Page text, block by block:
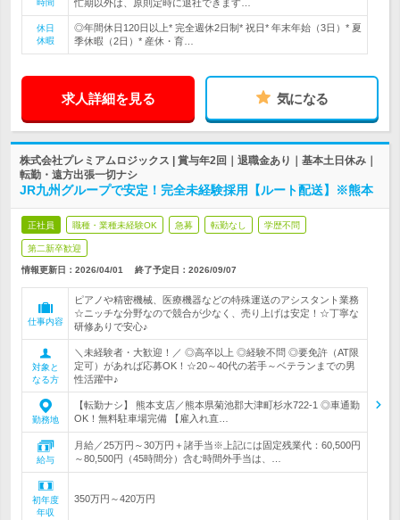
時間
忙期以外は、原則定時に退社できます…
休日
休暇
◎年間休日120日以上* 完全週休2日制* 祝日* 年末年始（3日）* 夏
季休暇（2日）* 産休・育…
求人詳細を見る 気になる
株式会社プレミアムロジックス | 賞与年2回｜退職金あり｜基本土日休み｜
転勤・遠方出張一切ナシ
JR九州グループで安定！完全未経験採用【ルート配送】※熊本
正社員 職種・業種未経験OK 急募 転勤なし 学歴不問
第二新卒歓迎
情報更新日：2026/04/01 終了予定日： 2026/09/07
仕事内容
ピアノや精密機械、医療機器などの特殊運送のアシスタント業務
☆ニッチな分野なので競合が少なく、売り上げは安定！☆丁寧な
研修ありで安心♪
対象と
なる方
＼未経験者・大歓迎！／ ◎高卒以上 ◎経験不問 ◎要免許（AT限
定可）があれば応募OK！☆20～40代の若手～ベテランまでの男
性活躍中♪
勤務地
【転勤ナシ】 熊本支店／熊本県菊池郡大津町杉水722-1 ◎車通勤
OK！無料駐車場完備 【雇入れ直…
給与
月給／25万円～30万円＋諸手当※上記には固定残業代：60,500円
～80,500円（45時間分）含む時間外手当は、…
初年度
年収
350万円～420万円